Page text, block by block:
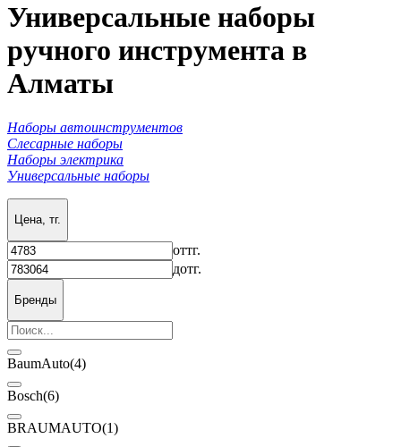
Универсальные наборы
ручного инструмента в
Алматы
Наборы автоинструментов
Слесарные наборы
Наборы электрика
Универсальные наборы
Цена, тг.
оттг.
дотг.
Бренды
BaumAuto(4)
Bosch(6)
BRAUMAUTO(1)